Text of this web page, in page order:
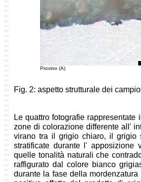
Provino (A)
Fig. 2: aspetto strutturale dei
Le quattro fotografie
zone di colorazione differente all'
virano tra il grigio chiaro, il
stratificate durante l'
quelle tonalità naturali che
raffigurato dal colore bianco
durante la fase della